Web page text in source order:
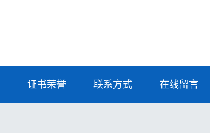
证书荣誉 联系方式 在线留言